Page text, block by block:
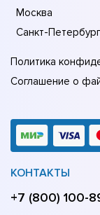
Москва
Санкт-Петербург
Политика
Соглашение о
КОНТАКТЫ
+7 (800) 100-